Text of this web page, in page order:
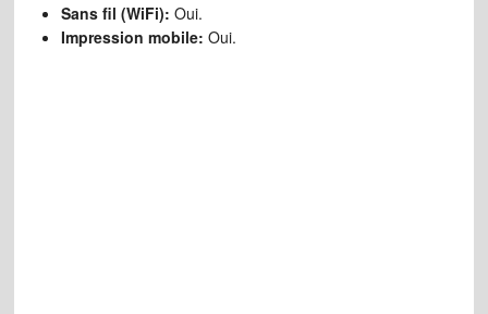
Sans fil (WiFi): Oui.
Impression mobile: Oui.